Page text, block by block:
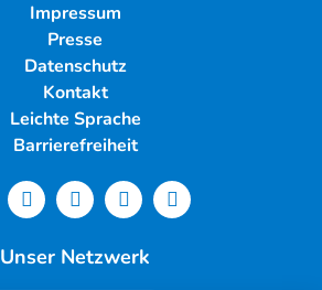
Impressum
Presse
Datenschutz
Kontakt
Leichte Sprache
Barrierefreiheit
Unser Netzwerk